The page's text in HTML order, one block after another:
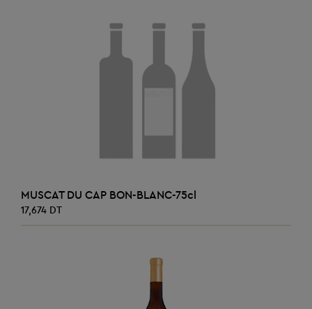
AJOUTER AU PANIER
MUSCAT DU CAP BON-BLANC-75cl
17,674 DT